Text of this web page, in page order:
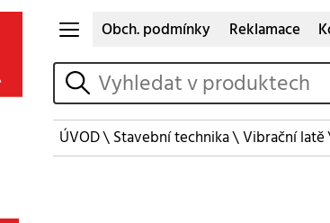
Obch. podmínky Reklamace
vyhledat
ÚVOD\Stavební technika\Vibrační latě